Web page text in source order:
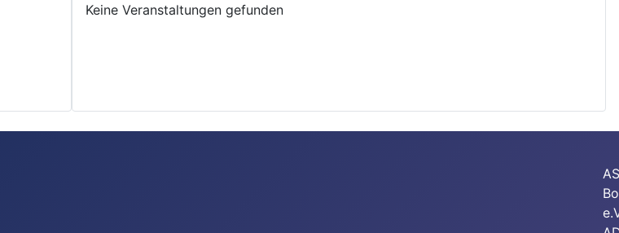
Keine Veranstaltungen gefunden